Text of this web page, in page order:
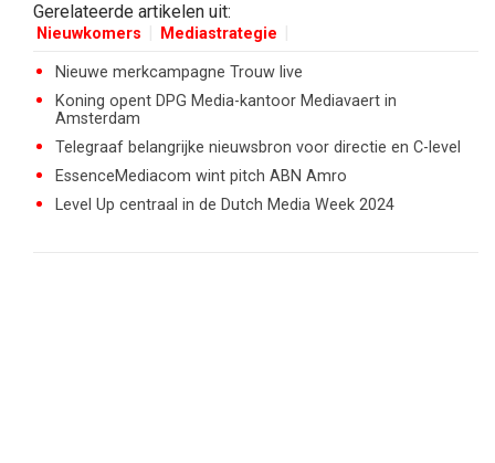
Gerelateerde artikelen uit:
Nieuwkomers Mediastrategie
Nieuwe merkcampagne Trouw live
Koning opent DPG Media-kantoor Mediavaert in
Amsterdam
Telegraaf belangrijke nieuwsbron voor directie en C-level
EssenceMediacom wint pitch ABN Amro
Level Up centraal in de Dutch Media Week 2024